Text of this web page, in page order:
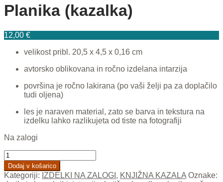
Planika (kazalka)
12,00 €
velikost pribl. 20,5 x 4,5 x 0,16 cm
avtorsko oblikovana in ročno izdelana intarzija
površina je ročno lakirana (po vaši želji pa za doplačilo
tudi oljena)
les je naraven material, zato se barva in tekstura na
izdelku lahko razlikujeta od tiste na fotografiji
Na zalogi
Planika
(kazalka)
količina
Dodaj v košarico
Kategoriji: IZDELKI NA ZALOGI , KNJIŽNA KAZALA Oznake: